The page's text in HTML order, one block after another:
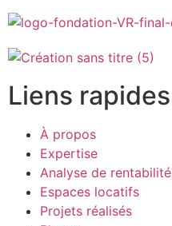
Liens rapides
À propos
Expertise
Analyse de rentabilité
Espaces locatifs
Projets réalisés